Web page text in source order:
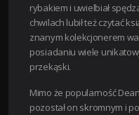
rybakiem i uwielbiał
chwilach lubił też czytać
znanym kolekcjonerem
posiadaniu wiele
przekąski.
Mimo że popularność
pozostał on skromnym i